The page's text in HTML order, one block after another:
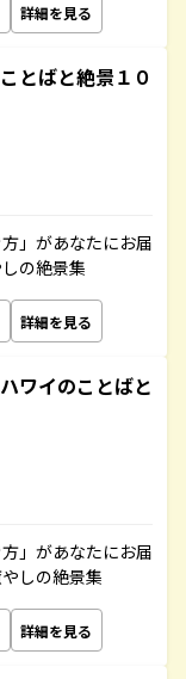
詳細を見る
とばと絶景１０
」があなたにお届
の絶景集
詳細を見る
ワイのことばと
」があなたにお届
しの絶景集
詳細を見る